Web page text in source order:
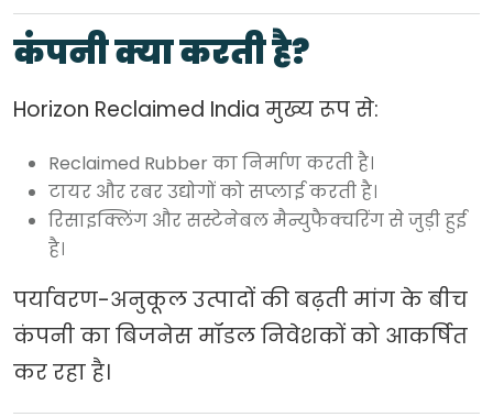
कंपनी क्या करती है?
Horizon Reclaimed India मुख्य रूप से:
Reclaimed Rubber का निर्माण करती है।
टायर और रबर उद्योगों को सप्लाई करती है।
रिसाइक्लिंग और सस्टेनेबल मैन्युफैक्चरिंग से जुड़ी हुई
है।
पर्यावरण-अनुकूल उत्पादों की बढ़ती मांग के बीच
कंपनी का बिजनेस मॉडल निवेशकों को आकर्षित
कर रहा है।